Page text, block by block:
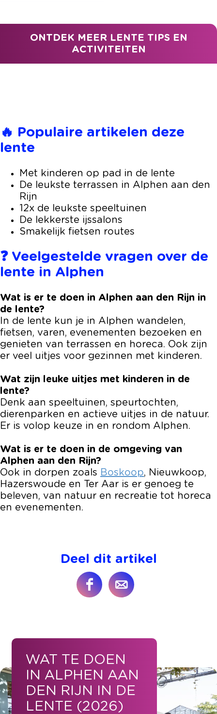
ONTDEK MEER LENTE TIPS EN
ACTIVITEITEN
🔥 Populaire artikelen deze
lente
Met kinderen op pad in de lente
De leukste terrassen in Alphen aan den
Rijn
12x de leukste speeltuinen
De lekkerste ijssalons
Smakelijk fietsen routes
❓ Veelgestelde vragen over de
lente in Alphen
Wat is er te doen in Alphen aan den Rijn in
de lente?
In de lente kun je in Alphen wandelen,
fietsen, varen, evenementen bezoeken en
genieten van terrassen en horeca. Ook zijn
er veel uitjes voor gezinnen met kinderen.
Wat zijn leuke uitjes met kinderen in de
lente?
Denk aan speeltuinen, speurtochten,
dierenparken en actieve uitjes in de natuur.
Er is volop keuze in en rondom Alphen.
Wat is er te doen in de omgeving van
Alphen aan den Rijn?
Ook in dorpen zoals Boskoop, Nieuwkoop,
Hazerswoude en Ter Aar is er genoeg te
beleven, van natuur en recreatie tot horeca
en evenementen.
Deel dit artikel
D
d
z
e
p
a
g
D
d
z
e
p
a
g
WAT TE DOEN
IN ALPHEN AAN
DEN RIJN IN DE
LENTE (2026)